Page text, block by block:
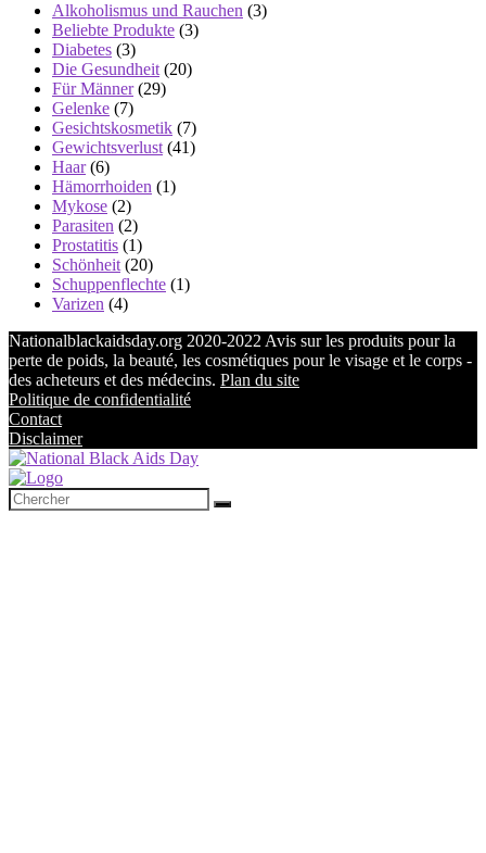
Alkoholismus und Rauchen (3)
Beliebte Produkte (3)
Diabetes (3)
Die Gesundheit (20)
Für Männer(29)
Gelenke (7)
Gesichtskosmetik (7)
Gewichtsverlust (41)
Haar(6)
Hämorrhoiden (1)
Mykose (2)
Parasiten (2)
Prostatitis (1)
Schönheit (20)
Schuppenflechte (1)
Varizen (4)
Nationalblackaidsday.org 2020-2022 Avis sur les produits pour la
perte de poids, la beauté, les cosmétiques pour le visage et le corps -
des acheteurs et des médecins. Plan du site
Politique de confidentialité
Contact
Disclaimer